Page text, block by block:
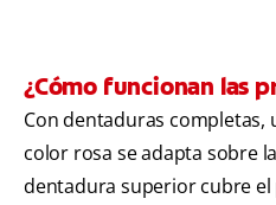
¿Cómo funcionan las
Con dentaduras completas,
color rosa se adapta sobre
dentadura superior cubre el